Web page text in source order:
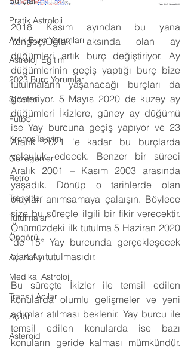
Pratik Astroloji
Aylık Burç Yorumları
Astroloji Eğitimi
2023 Burç Yorumları
Sinema
Futbol
KronosTakvim
Gezegenler
Retro
Transitler
Tutulmalar
Öngörü
Açı Kalıbı
Medikal Astroloji
Transit Açıları
Açılar
Asteroid
2018 Kasım ayından bu yana
Yengeç/Oğlak aksında olan ay
düğümleri artık burç değiştiriyor. Ay
düğümlerinin geçiş yaptığı burç bize
tutulmaların yaşanacağı burçları da
gösteriyor. 5 Mayıs 2020 de kuzey ay
düğümleri İkizlere, güney ay düğümü
ise Yay burcuna geçiş yapıyor ve 23
Aralık 2021 'e kadar bu burçlarda
yolculuk edecek. Benzer bir süreci
Aralık 2001 – Kasım 2003 arasında
yaşadık. Dönüp o tarihlerde olan
olayları anımsamaya çalaışın. Böylece
size bu süreçle ilgili bir fikir verecektir.
Önümüzdeki ilk tutulma 5 Haziran 2020
‘de 15° Yay burcunda gerçekleşecek
olan Ay tutulmasıdır.
Bu süreçte İkizler ile temsil edilen
konularda olumlu gelişmeler ve yeni
adımlar atılması beklenir. Yay burcu ile
temsil edilen konularda ise bazı
konuların geride kalması mümkündür.